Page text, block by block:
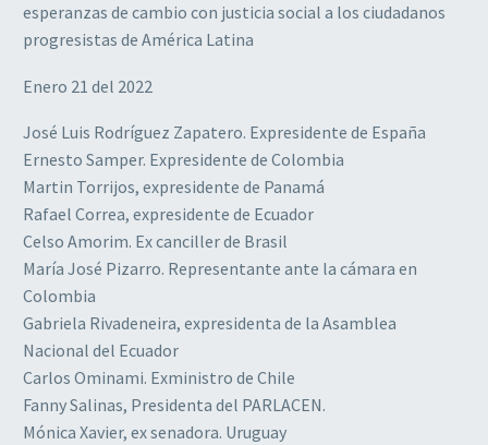
esperanzas de cambio con justicia social a los ciudadanos
progresistas de América Latina
Enero 21 del 2022
José Luis Rodríguez Zapatero. Expresidente de España
Ernesto Samper. Expresidente de Colombia
Martin Torrijos, expresidente de Panamá
Rafael Correa, expresidente de Ecuador
Celso Amorim. Ex canciller de Brasil
María José Pizarro. Representante ante la cámara en
Colombia
Gabriela Rivadeneira, expresidenta de la Asamblea
Nacional del Ecuador
Carlos Ominami. Exministro de Chile
Fanny Salinas, Presidenta del PARLACEN.
Mónica Xavier, ex senadora. Uruguay